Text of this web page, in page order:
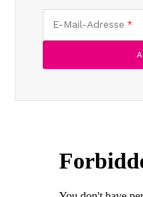
E-Mail-Adresse